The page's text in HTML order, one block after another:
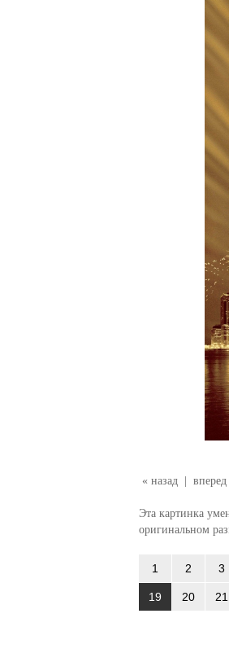
« назад вперед
Эта картинка
оригинальном
1 2 3
19 20 21